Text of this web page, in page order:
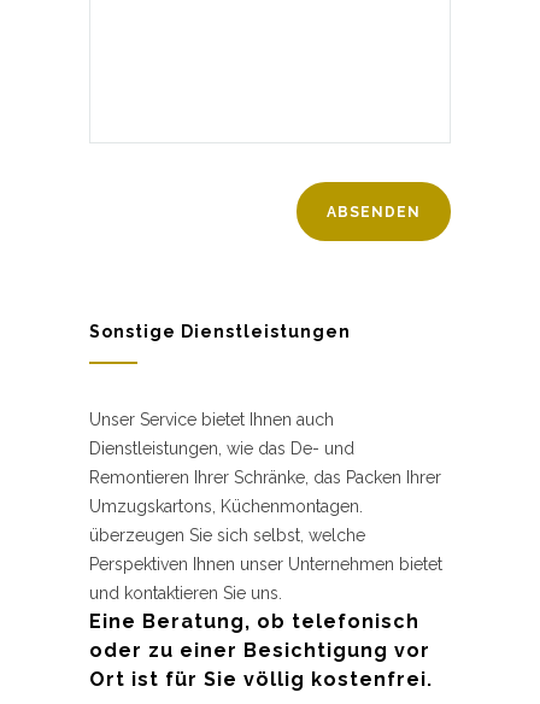
Sonstige Dienstleistungen
Unser Service bietet Ihnen auch
Dienstleistungen, wie das De- und
Remontieren Ihrer Schränke, das Packen Ihrer
Umzugskartons, Küchenmontagen.
überzeugen Sie sich selbst, welche
Perspektiven Ihnen unser Unternehmen bietet
und kontaktieren Sie uns.
Eine Beratung, ob telefonisch
oder zu einer Besichtigung vor
Ort ist für Sie völlig kostenfrei.